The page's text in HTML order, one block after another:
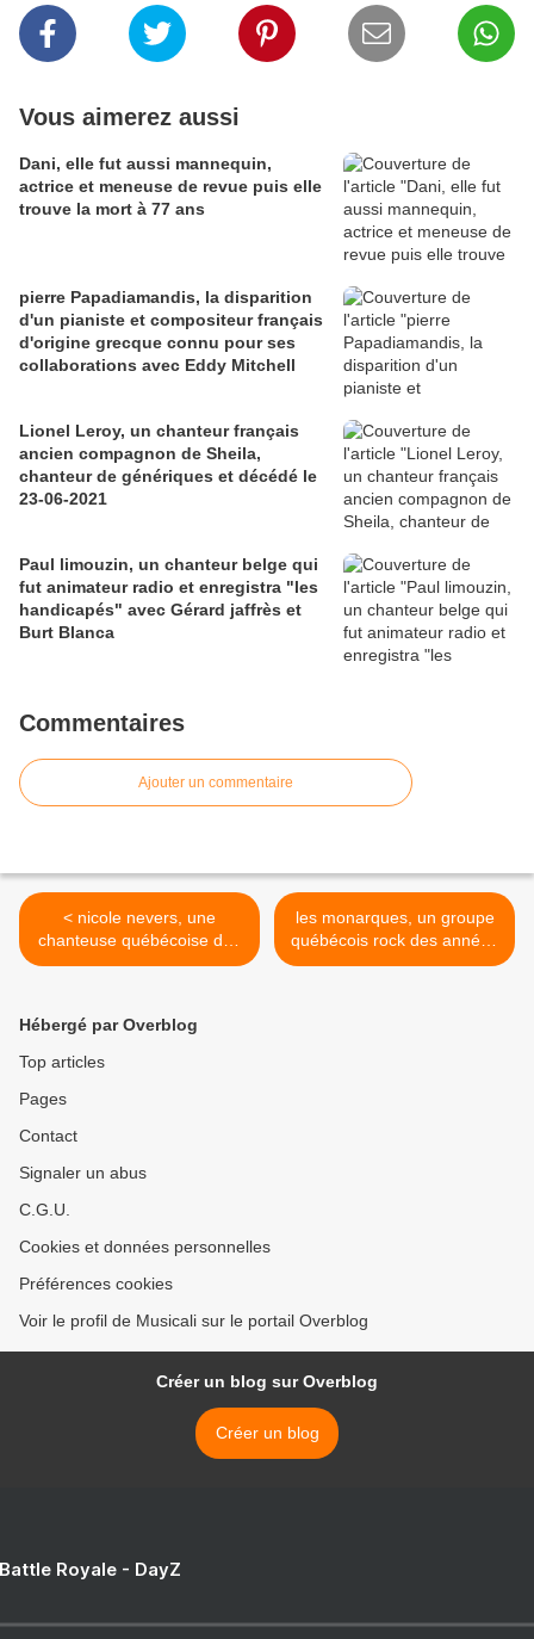
Vous aimerez aussi
Dani, elle fut aussi mannequin,
actrice et meneuse de revue puis elle
trouve la mort à 77 ans
pierre Papadiamandis, la disparition
d'un pianiste et compositeur français
d'origine grecque connu pour ses
collaborations avec Eddy Mitchell
Lionel Leroy, un chanteur français
ancien compagnon de Sheila,
chanteur de génériques et décédé le
23-06-2021
Paul limouzin, un chanteur belge qui
fut animateur radio et enregistra "les
handicapés" avec Gérard jaffrès et
Burt Blanca
Commentaires
Ajouter un commentaire
< nicole nevers, une
chanteuse québécoise des
années 1960 qui eut le
les monarques, un groupe
québécois rock des années
1960 qui n'enregistrer qu'un
Hébergé par Overblog
Top articles
Pages
Contact
Signaler un abus
C.G.U.
Cookies et données personnelles
Préférences cookies
Voir le profil de Musicali sur le portail Overblog
Créer un blog sur Overblog
Créer un blog
Royale - DayZ